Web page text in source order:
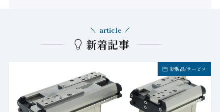
新着記事
article
新製品/サービス